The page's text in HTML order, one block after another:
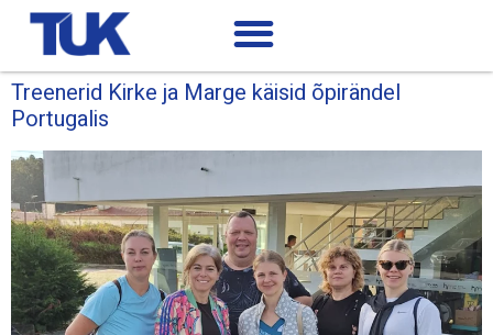
Treenerid Kirke ja Marge käisid õpirändel
Portugalis